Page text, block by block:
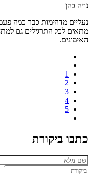
נויה כהן
נעליים מדהימות כבר כמה
מתאים לכל התרגילים גם
האימונים.
1
2
3
4
5
כתבו ביקורת